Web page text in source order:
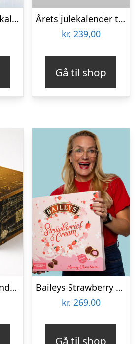
Summerbird Julekalender Classic til 2 pers.
Årets julekalender til lakrids-elskeren fra Lakridseriet – 360g
kr. 239,00
Gå til shop
Portvins Julekalender m. 24 små flasker
Baileys Strawberry XL Julekalender
kr. 269,00
Gå til shop